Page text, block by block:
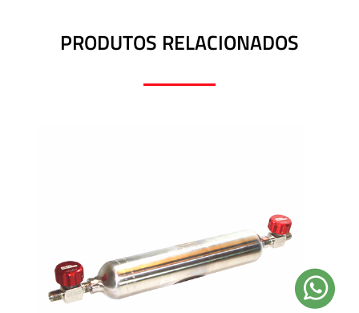
PRODUTOS RELACIONADOS